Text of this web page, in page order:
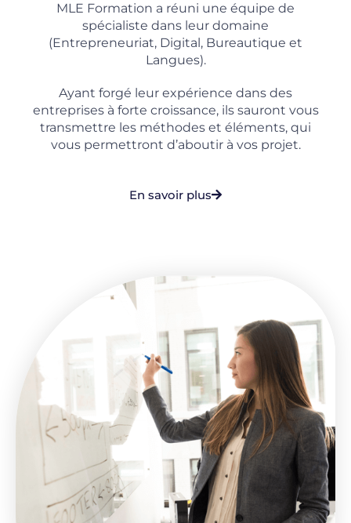
MLE Formation a réuni une équipe de
spécialiste dans leur domaine
(Entrepreneuriat, Digital, Bureautique et
Langues).
Ayant forgé leur expérience dans des
entreprises à forte croissance, ils sauront vous
transmettre les méthodes et éléments, qui
vous permettront d’aboutir à vos projet.
En savoir plus